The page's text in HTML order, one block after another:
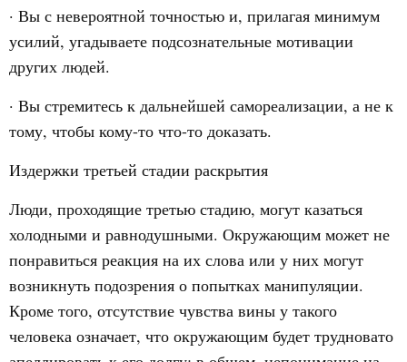
· Вы с невероятной точностью и, прилагая минимум
усилий, угадываете подсознательные мотивации
других людей.
· Вы стремитесь к дальнейшей самореализации, а не к
тому, чтобы кому-то что-то доказать.
Издержки третьей стадии раскрытия
Люди, проходящие третью стадию, могут казаться
холодными и равнодушными. Окружающим может не
понравиться реакция на их слова или у них могут
возникнуть подозрения о попытках манипуляции.
Кроме того, отсутствие чувства вины у такого
человека означает, что окружающим будет трудновато